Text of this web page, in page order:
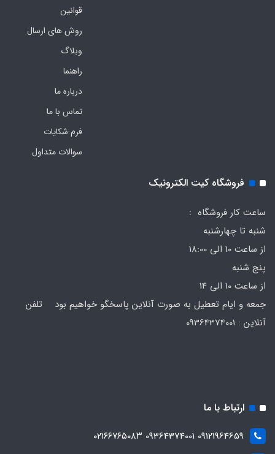
قوانین
روش های ارسال
وبلاگ
راهنما
درباره ما
تماس با ما
فرم‌ شکایات
سوالات متداول
فروشگاه کیت الکترونیک
ساعت کار فروشگاه :
شنبه تا چهارشنبه
از ساعت 10 الی 18:00
پنج شنبه
از ساعت 10 الی 14
جمعه و ایام تعطیل به صورت آنلاین پاسخگو خواهیم بود تلفن
ارتباط با ما
09121964659 09364374001 ۰۲۱۶۶۷۶۵۰۸۳